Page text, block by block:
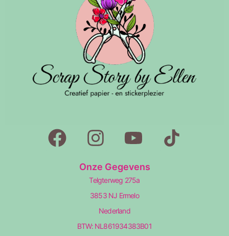
Onze Gegevens
Telgterweg 275a
3853 NJ Ermelo
Nederland
BTW: NL861934383B01